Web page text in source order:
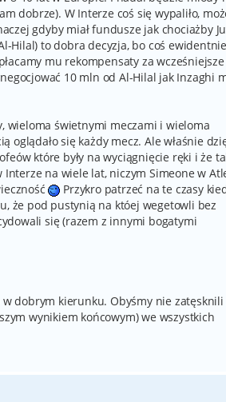
dobrze). W Interze coś się wypaliło,
gdyby miał fundusze jak chociażby
Hilal) to dobra decyzja, bo coś
mu rekompensaty za wcześniejsze
10 mln od Al-Hilal jak Inzaghi
wieloma świetnymi meczami i wieloma
oglądało się każdy mecz. Ale właśnie
które były na wyciągnięcie ręki i że
Interze na wiele lat, niczym Simeone w
Przykro patrzeć na te czasy
że pod pustynią na któej wegetowli bez
się (razem z innymi bogatymi
dobrym kierunku. Obyśmy nie zatęsknili
wynikiem końcowym) we wszystkich